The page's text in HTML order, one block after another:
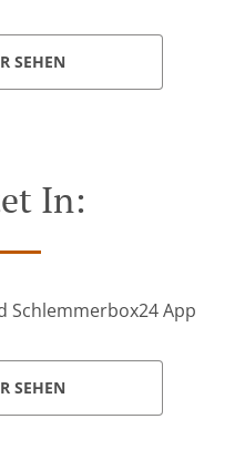
SEHEN
In:
Schlemmerbox24 App
SEHEN